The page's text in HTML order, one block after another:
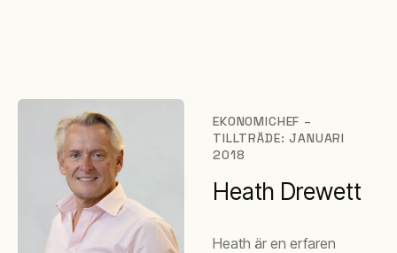
EKONOMICHEF –
TILLTRÄDE: JANUARI
2018
Heath Drewett
Heath är en erfaren